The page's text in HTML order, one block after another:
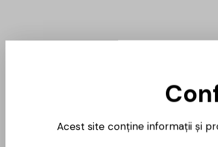
Acest site conține informații și